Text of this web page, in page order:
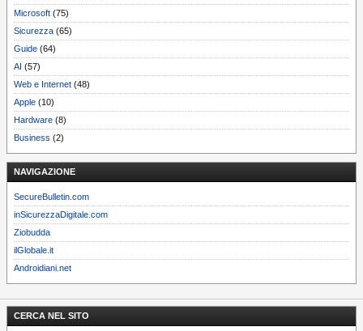
Microsoft (75)
Sicurezza (65)
Guide (64)
AI (57)
Web e Internet (48)
Apple (10)
Hardware (8)
Business (2)
NAVIGAZIONE
SecureBulletin.com
inSicurezzaDigitale.com
Ziobudda
ilGlobale.it
Androidiani.net
CERCA NEL SITO